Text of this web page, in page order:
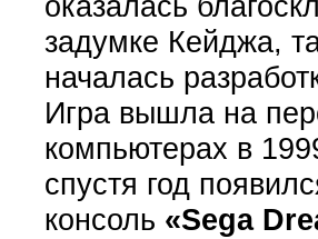
задумке Кейджа,
началась
Игра вышла на
компьютерах в
спустя год
консоль «Sega